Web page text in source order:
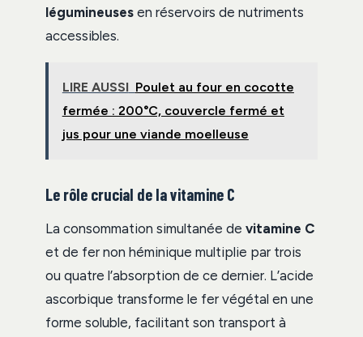
légumineuses en réservoirs de nutriments
accessibles.
LIRE AUSSI Poulet au four en cocotte
fermée : 200°C, couvercle fermé et
jus pour une viande moelleuse
Le rôle crucial de la vitamine C
La consommation simultanée de vitamine C
et de fer non héminique multiplie par trois
ou quatre l’absorption de ce dernier. L’acide
ascorbique transforme le fer végétal en une
forme soluble, facilitant son transport à